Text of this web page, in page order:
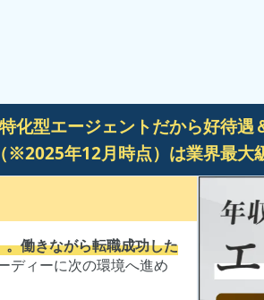
化型エージェントだから好待
年12月時点）は業界最大
働きながら転職成功した
ディーに次の環境へ進め